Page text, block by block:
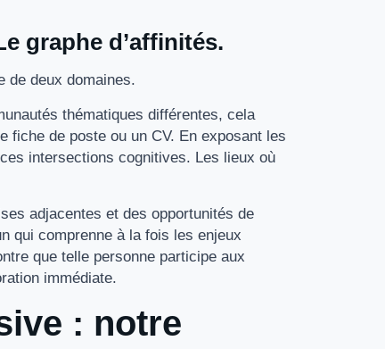
graphe d’affinités.
de deux domaines.
thématiques différentes, cela
fiche de poste ou un CV. En exposant les
intersections cognitives. Les lieux où
adjacentes et des opportunités de
qui comprenne à la fois les enjeux
que telle personne participe aux
immédiate.
: notre